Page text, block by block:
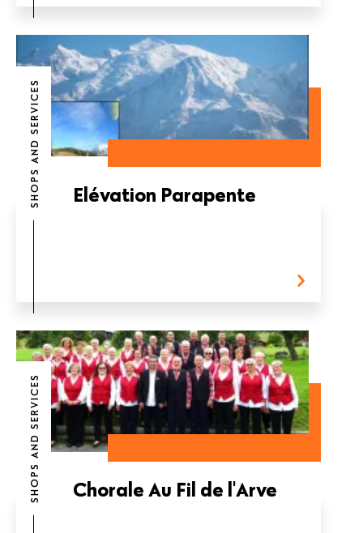
SHOPS AND SERVICES Elévation Parapente
SHOPS AND SERVICES Chorale Au Fil de l'Arve